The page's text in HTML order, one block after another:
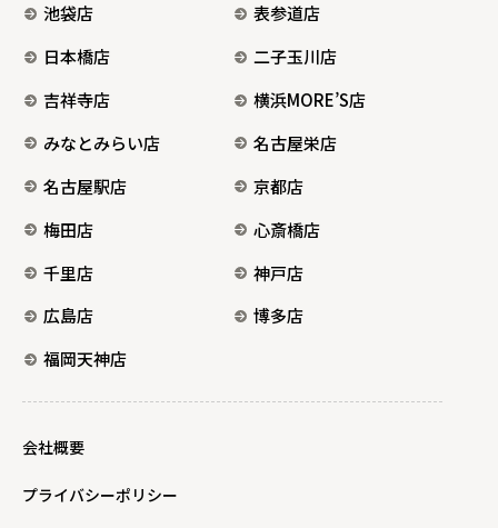
池袋店
表参道店
日本橋店
二子玉川店
吉祥寺店
横浜MORE’S店
みなとみらい店
名古屋栄店
名古屋駅店
京都店
梅田店
心斎橋店
千里店
神戸店
広島店
博多店
福岡天神店
会社概要
プライバシーポリシー